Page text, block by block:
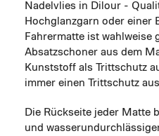
Nadelvlies in Dilour -
Hochglanzgarn oder einer
Fahrermatte ist wahlweise
Absatzschoner aus dem
Kunststoff als Trittschutz
immer einen Trittschutz
Die Rückseite jeder Matte
und